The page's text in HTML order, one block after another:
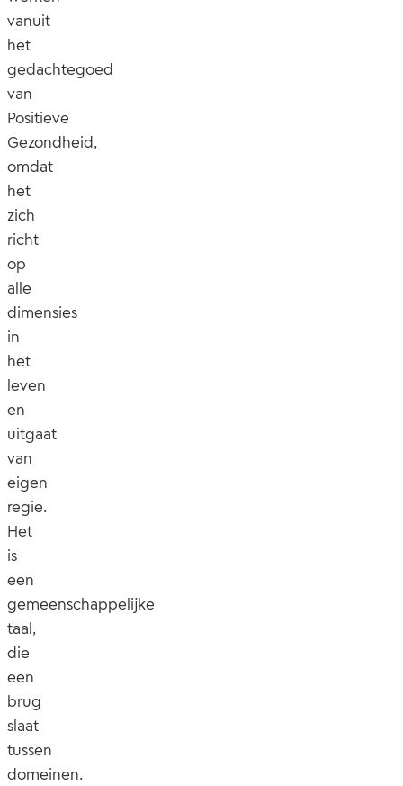
vanuit
het
gedachtegoed
van
Positieve
Gezondheid,
omdat
het
zich
richt
op
alle
dimensies
in
het
leven
en
uitgaat
van
eigen
regie.
Het
is
een
gemeenschappelijke
taal,
die
een
brug
slaat
tussen
domeinen.